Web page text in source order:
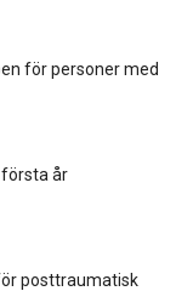
för personer med
år
posttraumatisk